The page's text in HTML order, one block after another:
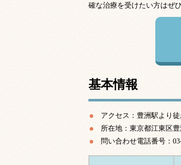
確な治療を受けたい方はぜ
基本情報
アクセス：豊洲駅より
所在地：東京都江東区
問い合わせ電話番号：